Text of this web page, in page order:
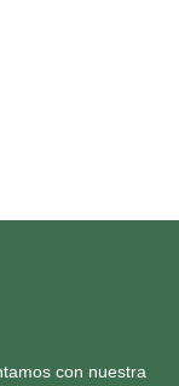
con nuestra